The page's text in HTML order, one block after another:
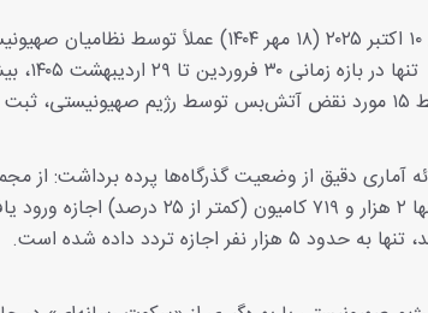
گزارش‌های میدانی حاکی از آن است که توافق آتش‌بس مورخ ۱۰ اکتبر ۲۰۲۵ (۱۸ مهر ۱۴۰۴)
۸۰۰ کامیون کمک‌رسانی که طبق توافق باید وارد غزه می‌شد، تنها ۲ هزار و